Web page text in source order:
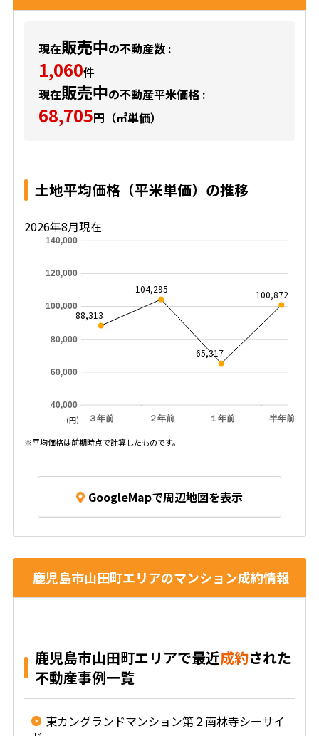
現在販売中の不動産数 :
1,060件
現在販売中の不動産平米価格 :
68,705円（㎡単価）
土地平均価格（平米単価）の推移
2026年8月現在
３年前 ２年前 １年前 半年前
40,000
60,000
80,000
100,000
120,000
140,000
88,313
104,295
65,317
100,872
(円)
※平均価格は前期時点で計算したものです。
GoogleMapで周辺地図を表示
鹿児島市山田町エリアのマンション成約情報
鹿児島市山田町エリアで最近成約された
不動産事例一覧
東カングランドマンション第２南林寺シーサイ